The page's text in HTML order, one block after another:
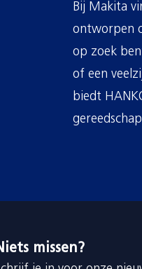
Bij Makita
ontworpen
op zoek
of een
biedt
missen?